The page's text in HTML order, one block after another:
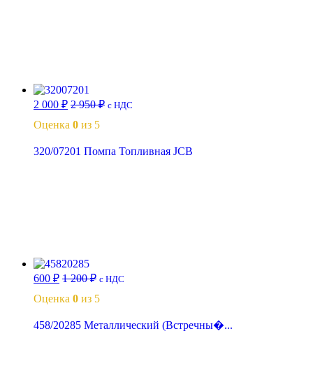
2 000 ₽ 2 950₽ с НДС
Оценка 0 из 5
320/07201 Помпа Топливная JCB
600 ₽ 1 200₽ с НДС
Оценка 0 из 5
458/20285 Металлический (Встречны�...